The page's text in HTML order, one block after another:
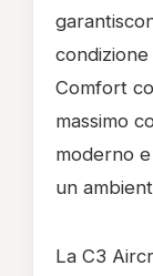
Comfort
massimo
moderno
un
La C3